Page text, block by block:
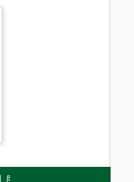
讓升職免抽號碼牌！最新雇主品